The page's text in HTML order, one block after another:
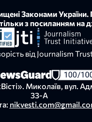
Законами
тільки з посиланням на
від Journalism
Миколаїв, вул.
33-А